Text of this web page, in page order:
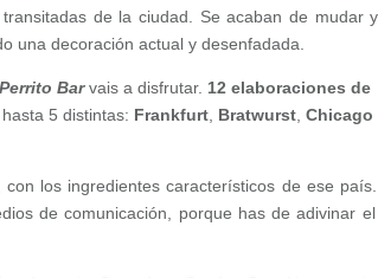
de la ciudad. Se acaban de mudar
una decoración actual y desenfadada.
Barvais a disfrutar. 12 elaboraciones de
5 distintas: Frankfurt Bratwurst ,Chicago
, con los ingredientes característicos de ese
de comunicación, porque has de adivinar